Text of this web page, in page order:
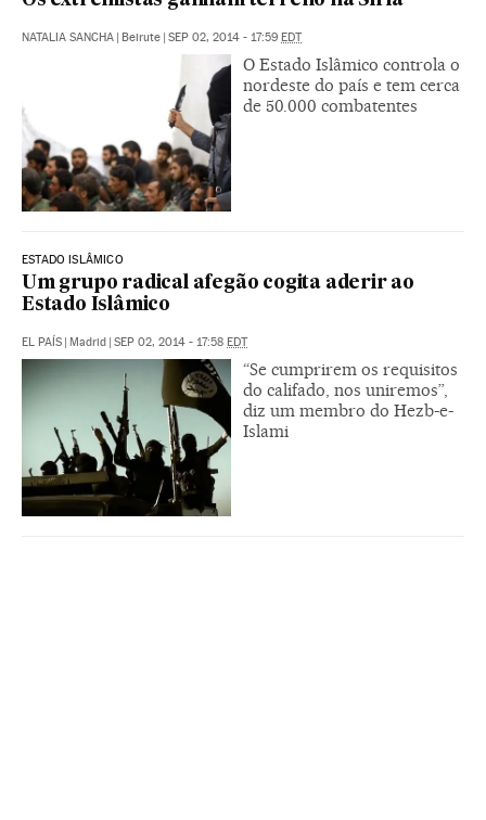
NATALIA SANCHA | Beirute | SEP 02, 2014 - 17:59 EDT
O Estado Islâmico controla o
nordeste do país e tem cerca
de 50.000 combatentes
ESTADO ISLÂMICO
Um grupo radical afegão cogita aderir ao
Estado Islâmico
EL PAÍS | Madrid | SEP 02, 2014 - 17:58 EDT
“Se cumprirem os requisitos
do califado, nos uniremos”,
diz um membro do Hezb-e-
Islami